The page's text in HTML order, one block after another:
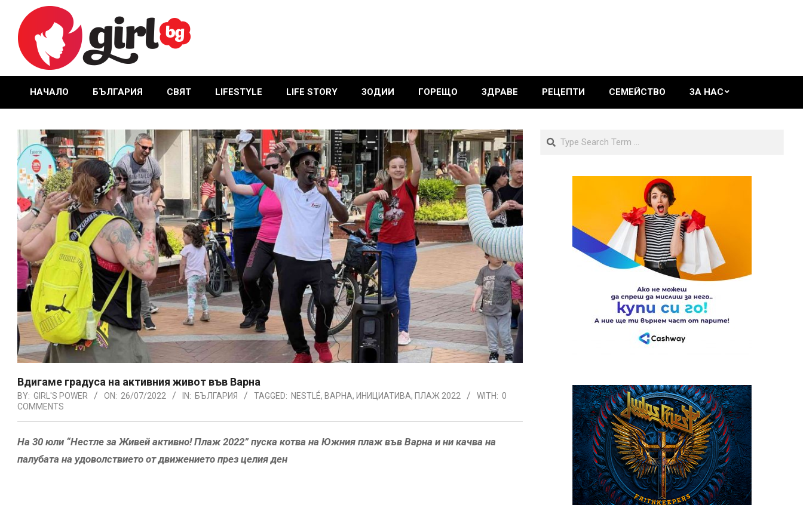
content
GIRL.BG
Primary
Menu
НАЧАЛО БЪЛГАРИЯ СВЯТ LIFESTYLE LIFE STORY ЗОДИИ ГОРЕЩО ЗДРАВЕ РЕЦЕПТИ СЕМЕЙСТВО ЗА НАС
Вдигаме градуса на активния живот във Варна
BY: GIRL'S POWER ON: 26/07/2022 IN: БЪЛГАРИЯ TAGGED: NESTLÉ, ВАРНА, ИНИЦИАТИВА, ПЛАЖ 2022 WITH: 0
COMMENTS
На 30 юли “Нестле за Живей активно! Плаж 2022” пуска котва на Южния плаж във Варна и ни качва на
палубата на удоволствието от движението през целия ден
Search